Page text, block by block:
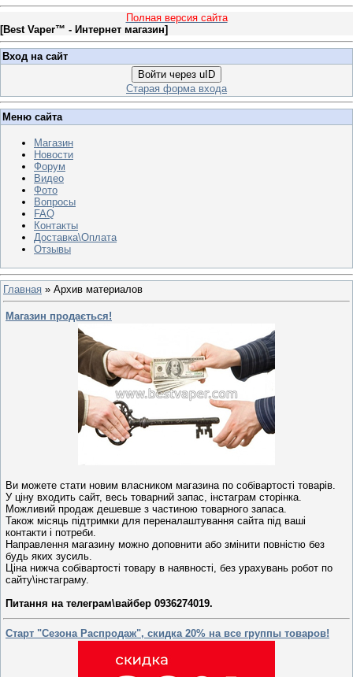
Полная версия сайта
[Best Vaper™ - Интернет магазин]
Вход на сайт
Войти через uID
Старая форма входа
Меню сайта
Магазин
Новости
Форум
Видео
Фото
Вопросы
FAQ
Контакты
Доставка\Оплата
Отзывы
Главная » Архив материалов
Магазин продається!
Ви можете стати новим власником магазина по собівартості товарів.
У ціну входить сайт, весь товарний запас, інстаграм сторінка.
Можливий продаж дешевше з частиною товарного запаса.
Також місяць підтримки для переналаштування сайта під ваші
контакти і потреби.
Направлення магазину можно доповнити або змінити повністю без
будь яких зусиль.
Ціна нижча собівартості товару в наявності, без урахувань робот по
сайту\інстаграму.
Питання на телеграм\вайбер 0936274019.
Старт "Сезона Распродаж", скидка 20% на все группы товаров!